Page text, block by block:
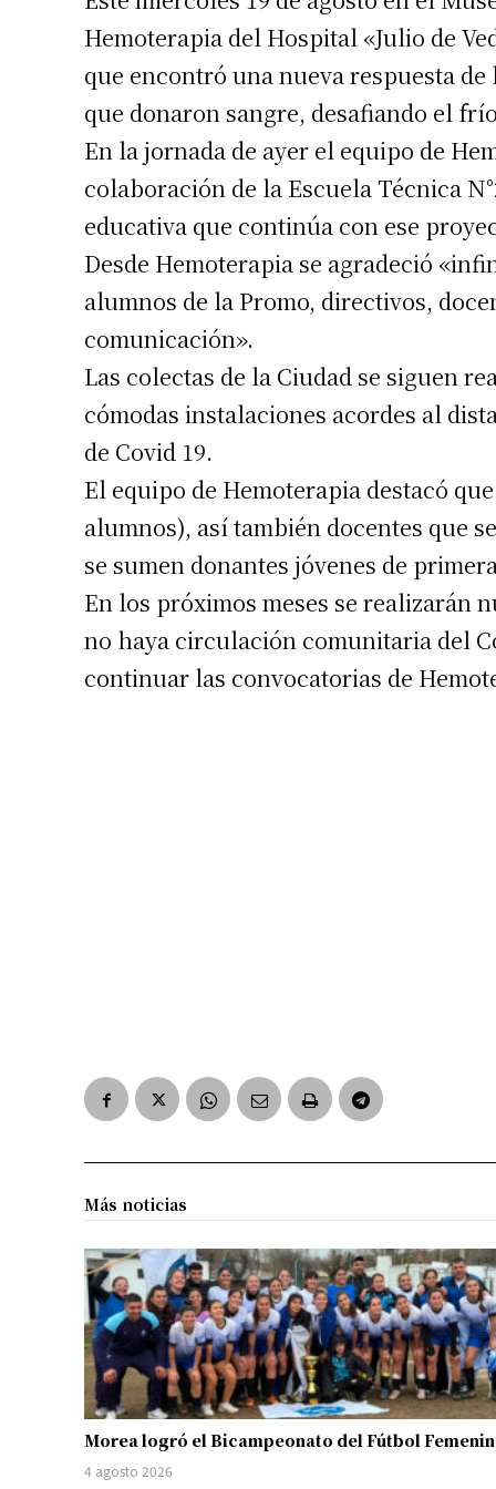
Hemoterapia del Hospital «Julio de
que encontró una nueva respuesta
que donaron sangre, desafiando el
En la jornada de ayer el equipo de
colaboración de la Escuela Técnica
educativa que continúa con ese
Desde Hemoterapia se agradeció
alumnos de la Promo, directivos,
comunicación».
Las colectas de la Ciudad se siguen
cómodas instalaciones acordes al
de Covid 19.
El equipo de Hemoterapia destacó
alumnos), así también docentes que
se sumen donantes jóvenes de
En los próximos meses se realizarán
no haya circulación comunitaria del
continuar las convocatorias de
Más noticias
Morea logró el Bicampeonato del Fútbol
4 agosto 2026